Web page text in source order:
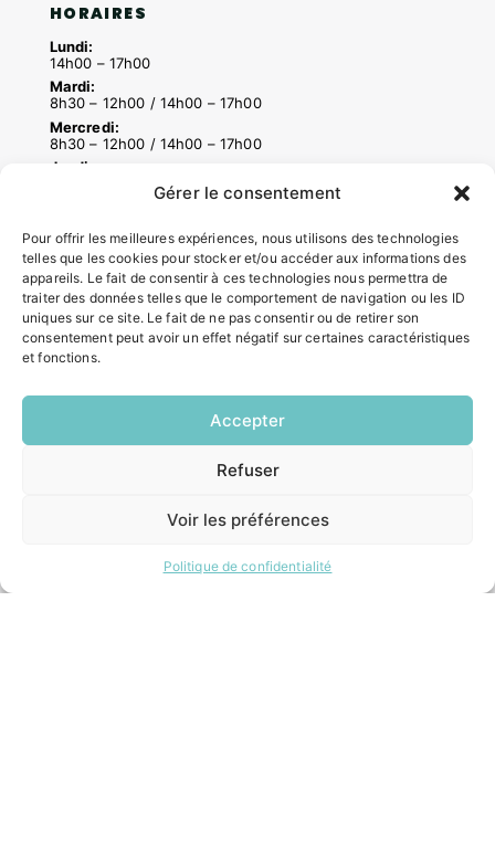
Gérer le consentement
Pour offrir les meilleures expériences, nous utilisons des technologies
telles que les cookies pour stocker et/ou accéder aux informations des
appareils. Le fait de consentir à ces technologies nous permettra de
traiter des données telles que le comportement de navigation ou les ID
uniques sur ce site. Le fait de ne pas consentir ou de retirer son
consentement peut avoir un effet négatif sur certaines caractéristiques
et fonctions.
Accepter
Refuser
Voir les préférences
Politique de confidentialité
HORAIRES
Lundi:
14h00 – 17h00
Mardi:
8h30 – 12h00 / 14h00 – 17h00
Mercredi:
8h30 – 12h00 / 14h00 – 17h00
Jeudi:
8h30 – 12h00 / 14h00 – 18h00
ACCÉS RAPIDES
Contacter la mairie
Pôle santé
Demander un composteur
INFORMATIONS LÉGALES
Mentions légales